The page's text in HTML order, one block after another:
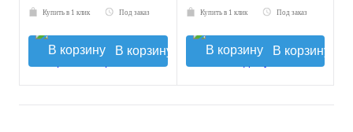
Купить в 1 клик Под заказ
В корзину
Купить в 1 клик Под заказ
В корзину